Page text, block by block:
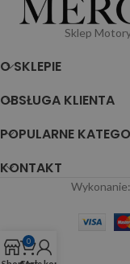
Sklep
O SKLEPIE
OBSŁUGA KLIENTA
POPULARNE
KONTAKT
Wykonanie:
0